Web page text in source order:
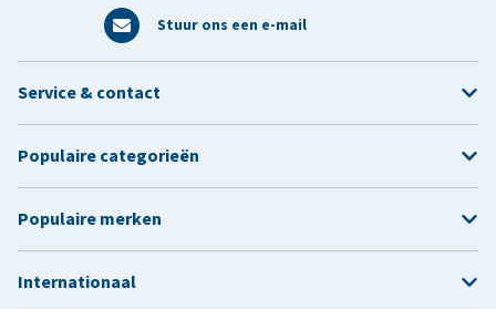
Stuur ons een e-mail
Service & contact
Populaire categorieën
Populaire merken
Internationaal